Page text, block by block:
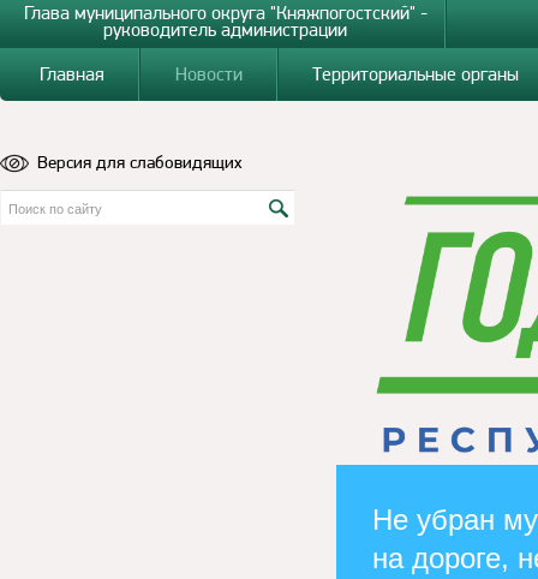
Глава муниципального округа "Княжпогостский" -
руководитель администрации
Главная
Новости Территориальные органы
Версия для слабовидящих
Не убран
на дороге,